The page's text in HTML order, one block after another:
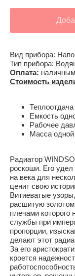
Вид прибора:
Тип прибора:
Оплата:
Стоимость
Емкость
Рабочее
Масса одной
Радиатор
роскоши. Его
на века для
ценит свою
Витиеватые
расшитую
плечами которого
службы при
пропорции,
делают этот
За его
кроется